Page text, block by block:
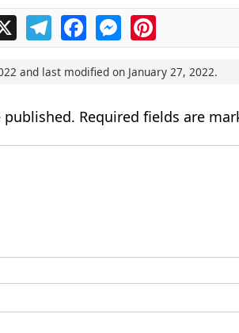
X TelegramFacebookMessengerPinterest
and last modified on January 27, 2022.
published. Required fields are